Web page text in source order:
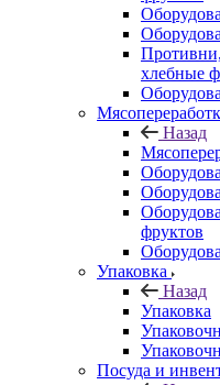
хлебные
Назад
фруктов
Упаковка
Назад
Упаковка
Посуда и